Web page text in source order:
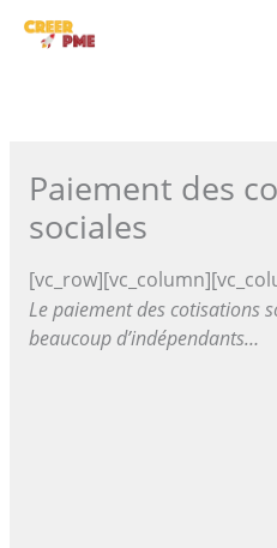
Paiement des
sociales
Le paiement des cotisations
beaucoup d’indépendants…